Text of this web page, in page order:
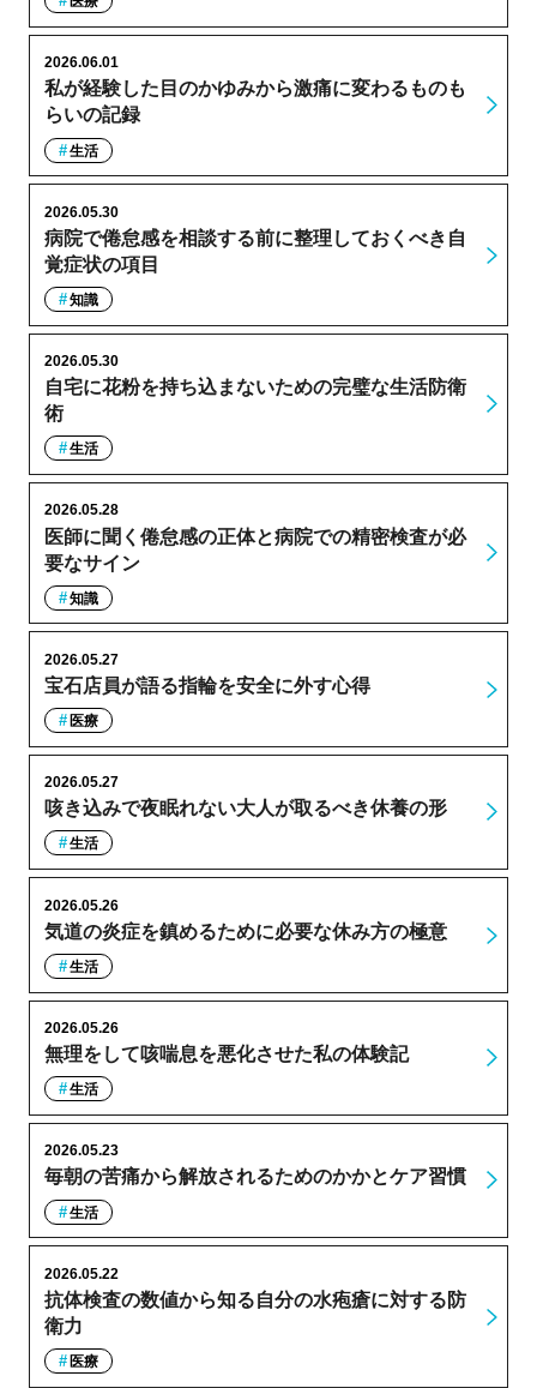
私が経験した目のかゆみから激痛に変わるものも
らいの記録
2026.06.01
生活
病院で倦怠感を相談する前に整理しておくべき自
覚症状の項目
2026.05.30
知識
自宅に花粉を持ち込まないための完璧な生活防衛
術
2026.05.30
生活
医師に聞く倦怠感の正体と病院での精密検査が必
要なサイン
2026.05.28
知識
宝石店員が語る指輪を安全に外す心得
2026.05.27
医療
咳き込みで夜眠れない大人が取るべき休養の形
2026.05.27
生活
気道の炎症を鎮めるために必要な休み方の極意
2026.05.26
生活
無理をして咳喘息を悪化させた私の体験記
2026.05.26
生活
毎朝の苦痛から解放されるためのかかとケア習慣
2026.05.23
生活
抗体検査の数値から知る自分の水疱瘡に対する防
衛力
2026.05.22
医療